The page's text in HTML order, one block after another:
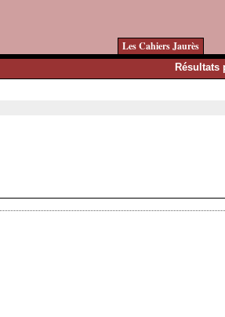
Les Cahiers Jaurès
Résultats